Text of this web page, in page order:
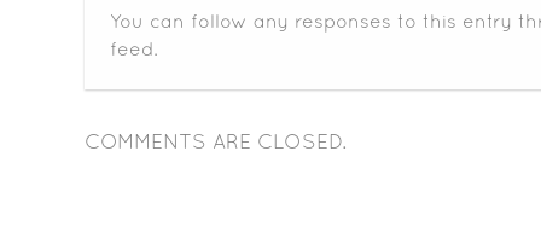
You can follow any responses to this entry
feed.
COMMENTS ARE CLOSED.